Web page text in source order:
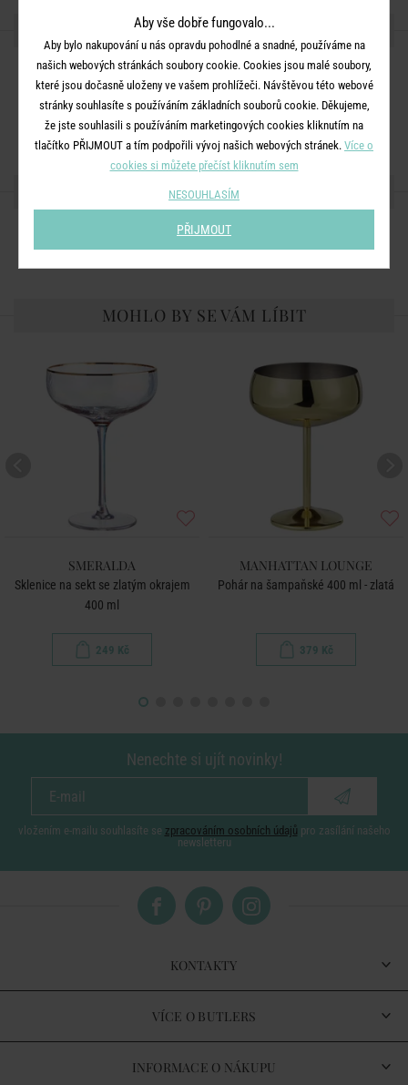
DETAILY PRODUKTU
Rozměry:průměr 11 x V 18 cm
Objem:330 ml
Materiál:sklo
SDÍLEJTE S PŘÁTELI
MOHLO BY SE VÁM LÍBIT
SMERALDA
Sklenice na sekt se zlatým okrajem
400 ml
249 Kč
MANHATTAN LOUNGE
Pohár na šampaňské 400 ml - zlatá
379 Kč
Nenechte si ujít novinky!
vložením e-mailu souhlasíte se zpracováním osobních údajů pro zasílání našeho
newsletteru
KONTAKTY
VÍCE O BUTLERS
INFORMACE O NÁKUPU
Aby vše dobře fungovalo...
Aby bylo nakupování u nás opravdu pohodlné a snadné, používáme na
našich webových stránkách soubory cookie. Cookies jsou malé soubory,
které jsou dočasně uloženy ve vašem prohlížeči. Návštěvou této webové
stránky souhlasíte s používáním základních souborů cookie. Děkujeme,
že jste souhlasili s používáním marketingových cookies kliknutím na
tlačítko PŘIJMOUT a tím podpořili vývoj našich webových stránek. Více o
cookies si můžete přečíst kliknutím sem
NESOUHLASÍM
PŘIJMOUT